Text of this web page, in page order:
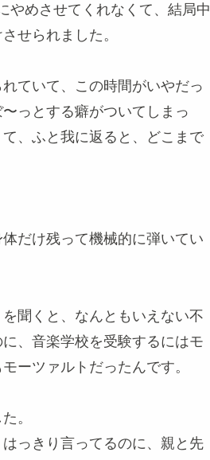
やめさせてくれなくて、結局中
せられました。
ていて、この時間がいやだっ
っとする癖がついてしまっ
、ふと我に返ると、どこまで
だけ残って機械的に弾いてい
聞くと、なんともいえない不
、音楽学校を受験するにはモ
ーツァルトだったんです。
。
っきり言ってるのに、親と先